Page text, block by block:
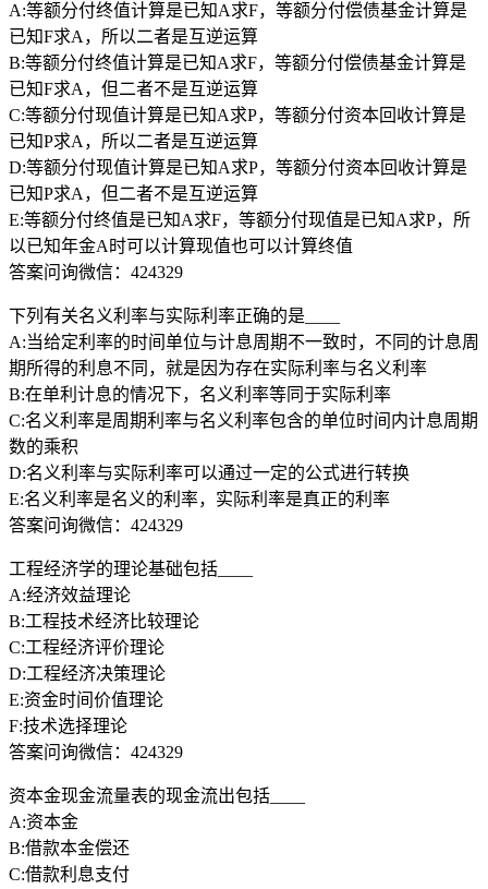
A:等额分付终值计算是已知A求F，等额分付偿债基金计算是
已知F求A，所以二者是互逆运算
B:等额分付终值计算是已知A求F，等额分付偿债基金计算是
已知F求A，但二者不是互逆运算
C:等额分付现值计算是已知A求P，等额分付资本回收计算是
已知P求A，所以二者是互逆运算
D:等额分付现值计算是已知A求P，等额分付资本回收计算是
已知P求A，但二者不是互逆运算
E:等额分付终值是已知A求F，等额分付现值是已知A求P，所
以已知年金A时可以计算现值也可以计算终值
答案问询微信：424329
下列有关名义利率与实际利率正确的是____
A:当给定利率的时间单位与计息周期不一致时，不同的计息周
期所得的利息不同，就是因为存在实际利率与名义利率
B:在单利计息的情况下，名义利率等同于实际利率
C:名义利率是周期利率与名义利率包含的单位时间内计息周期
数的乘积
D:名义利率与实际利率可以通过一定的公式进行转换
E:名义利率是名义的利率，实际利率是真正的利率
答案问询微信：424329
工程经济学的理论基础包括____
A:经济效益理论
B:工程技术经济比较理论
C:工程经济评价理论
D:工程经济决策理论
E:资金时间价值理论
F:技术选择理论
答案问询微信：424329
资本金现金流量表的现金流出包括____
A:资本金
B:借款本金偿还
C:借款利息支付